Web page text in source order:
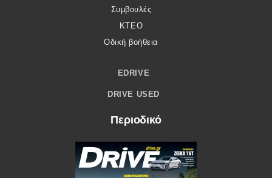
Συμβουλές
ΚΤΕΟ
Οδική βοήθεια
EDRIVE
DRIVE USED
Περιοδικό